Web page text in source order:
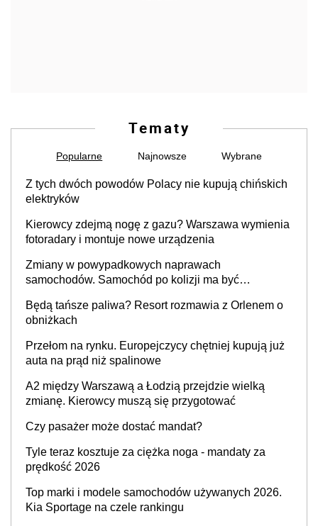
Tematy
Popularne Najnowsze Wybrane
Z tych dwóch powodów Polacy nie kupują chińskich
elektryków
Kierowcy zdejmą nogę z gazu? Warszawa wymienia
fotoradary i montuje nowe urządzenia
Zmiany w powypadkowych naprawach
samochodów. Samochód po kolizji ma być
producenta
Będą tańsze paliwa? Resort rozmawia z Orlenem o
obniżkach
Przełom na rynku. Europejczycy chętniej kupują już
auta na prąd niż spalinowe
A2 między Warszawą a Łodzią przejdzie wielką
zmianę. Kierowcy muszą się przygotować
Czy pasażer może dostać mandat?
Tyle teraz kosztuje za ciężka noga - mandaty za
prędkość 2026
Top marki i modele samochodów używanych 2026.
Kia Sportage na czele rankingu